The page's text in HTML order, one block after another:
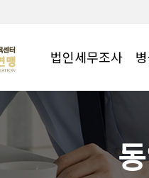
법인세무조사
법인세무조사
패키지